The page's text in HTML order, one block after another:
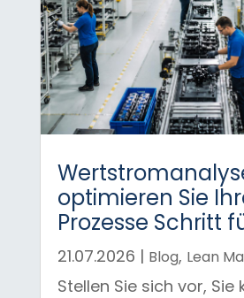
optimieren Sie
Prozesse Schritt
21.07.2026 | Blog, Lean
Stellen Sie sich vor,